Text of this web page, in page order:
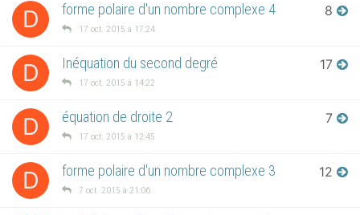
D forme polaire d'un nombre complexe 4
17 oct. 2015 à 17:24
8
D Inéquation du second degré
17 oct. 2015 à 14:22
17
D équation de droite 2
17 oct. 2015 à 12:45
7
D forme polaire d'un nombre complexe 3
7 oct. 2015 à 21:06
12